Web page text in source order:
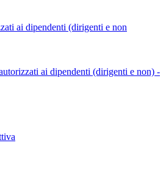
ai dipendenti (dirigenti e non
ai dipendenti (dirigenti e non) -